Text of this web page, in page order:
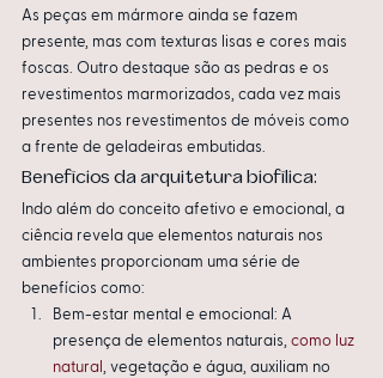
As peças em mármore ainda se fazem
presente, mas com texturas lisas e cores mais
foscas. Outro destaque são as pedras e os
revestimentos marmorizados, cada vez mais
presentes nos revestimentos de móveis como
a frente de geladeiras embutidas.
Benefícios da arquitetura biofílica:
Indo além do conceito afetivo e emocional, a
ciência revela que elementos naturais nos
ambientes proporcionam uma série de
benefícios como:
Bem-estar mental e emocional: A
presença de elementos naturais, como luz
natural , vegetação e água, auxiliam no